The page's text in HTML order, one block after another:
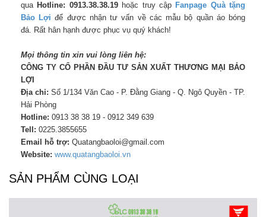
qua Hotline: 0913.38.38.19 hoặc truy cập Fanpage Quà tặng
Bảo Lợi để được nhận tư vấn về các mẫu bộ quần áo bóng
đá. Rất hân hạnh được phục vụ quý khách!
Mọi thông tin xin vui lòng liên hệ:
CÔNG TY CỔ PHẦN ĐẦU TƯ SẢN XUẤT THƯƠNG MẠI BẢO
LỢI
Địa chỉ: Số 1/134 Văn Cao - P. Đằng Giang - Q. Ngô Quyền - TP.
Hải Phòng
Hotline: 0913 38 38 19 - 0912 349 639
Tell: 0225.3855655
Email hỗ trợ: Quatangbaoloi@gmail.com
Website: www.quatangbaoloi.vn
SẢN PHẨM CÙNG LOẠI